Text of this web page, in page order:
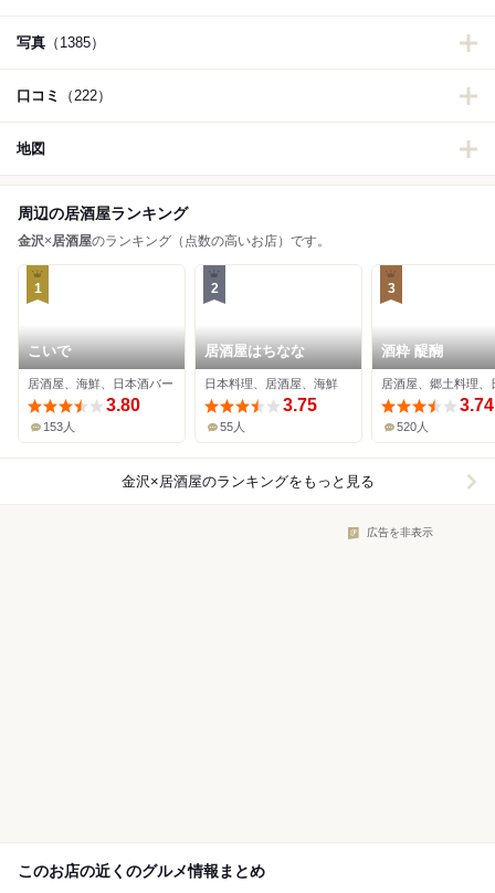
写真 （1385）
口コミ （222）
地図
周辺の居酒屋ランキング
金沢×居酒屋のランキング（点数の高いお店）です。
1
こいで
居酒屋、海鮮、日本酒バー
3.80
153人
2
居酒屋はちなな
日本料理、居酒屋、海鮮
3.75
55人
3
酒粋 醍醐
3.74
520人
金沢×居酒屋のランキングをもっと見る
広告を非表示
このお店の近くのグルメ情報まとめ